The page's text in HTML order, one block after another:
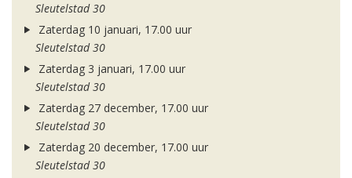
Sleutelstad 30
Zaterdag 10 januari, 17.00 uur
Sleutelstad 30
Zaterdag 3 januari, 17.00 uur
Sleutelstad 30
Zaterdag 27 december, 17.00 uur
Sleutelstad 30
Zaterdag 20 december, 17.00 uur
Sleutelstad 30